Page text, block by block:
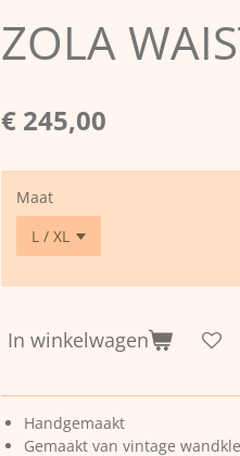
ZOLA
€ 245,00
Maat
In winkelwagen
Handgemaakt
Gemaakt van vintage